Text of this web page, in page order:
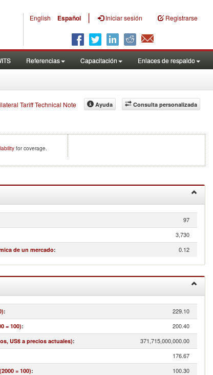
English Español | Iniciar sesión Registrarse
Referencias Capacitación Enlaces de respaldo
Tariff Technical Note Consulta personalizada
Ayuda
for coverage.
97
3,730
de un mercado: 0.12
: 229.10
= 100): 200.40
US$ a precios actuales): 371,715,000,000.00
176.67
= 100): 100.30